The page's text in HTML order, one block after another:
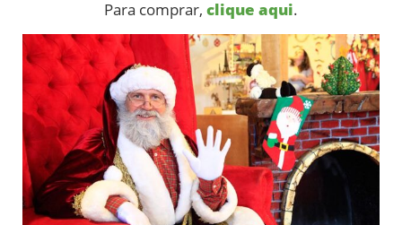
Para comprar, clique aqui.